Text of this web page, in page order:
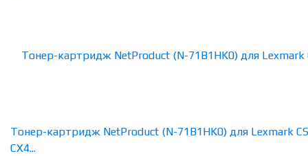
Тонер-картридж NetProduct (N-71B1HK0) для Lexmark
CX4...